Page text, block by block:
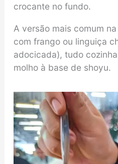
crocante no fundo.
A versão mais comum
com frango ou linguiça
adocicada), tudo
molho à base de shoyu.